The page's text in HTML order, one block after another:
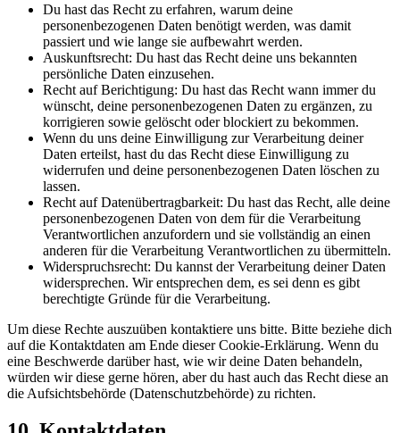
Du hast das Recht zu erfahren, warum deine
personenbezogenen Daten benötigt werden, was damit
passiert und wie lange sie aufbewahrt werden.
Auskunftsrecht: Du hast das Recht deine uns bekannten
persönliche Daten einzusehen.
Recht auf Berichtigung: Du hast das Recht wann immer du
wünscht, deine personenbezogenen Daten zu ergänzen, zu
korrigieren sowie gelöscht oder blockiert zu bekommen.
Wenn du uns deine Einwilligung zur Verarbeitung deiner
Daten erteilst, hast du das Recht diese Einwilligung zu
widerrufen und deine personenbezogenen Daten löschen zu
lassen.
Recht auf Datenübertragbarkeit: Du hast das Recht, alle deine
personenbezogenen Daten von dem für die Verarbeitung
Verantwortlichen anzufordern und sie vollständig an einen
anderen für die Verarbeitung Verantwortlichen zu übermitteln.
Widerspruchsrecht: Du kannst der Verarbeitung deiner Daten
widersprechen. Wir entsprechen dem, es sei denn es gibt
berechtigte Gründe für die Verarbeitung.
Um diese Rechte auszuüben kontaktiere uns bitte. Bitte beziehe dich
auf die Kontaktdaten am Ende dieser Cookie-Erklärung. Wenn du
eine Beschwerde darüber hast, wie wir deine Daten behandeln,
würden wir diese gerne hören, aber du hast auch das Recht diese an
die Aufsichtsbehörde (Datenschutzbehörde) zu richten.